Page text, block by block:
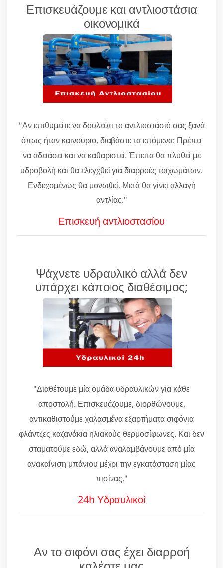
Επισκευάζουμε και αντλιοστάσια
οικονομικά
"Αν επιθυμείτε να δουλεύει το αντλιοστάσιό σας ξανά
όπως ήταν καινούριο, διαβάστε τα επόμενα: Πρέπει
να αδειάσει και να καθαριστεί. Έπειτα θα πλυθεί με
υδροβολή και θα ελεγχθεί για διαρροές τοιχωμάτων.
Ενδεχομένως θα μονωθεί. Μετά θα γίνει αλλαγή
αντλίας."
Επισκευή αντλιοστασίου
Ψάχνετε υδραυλικό αλλά δεν
υπάρχει κάποιος διαθέσιμος;
"Διαθέτουμε μία ομάδα υδραυλικών για κάθε
αποστολή. Επισκευάζουμε, διορθώνουμε,
αντικαθιστούμε χαλασμένα εξαρτήματα σιφόνια
φλάντζες καζανάκια ηλιακούς θερμοσίφωνες. Και δεν
σταματούμε εδώ, αλλά αναλαμβάνουμε από μία
ανακαίνιση μπάνιου μέχρι την εγκατάσταση μίας
πισίνας."
24h Υδραυλικοί
Αν το σιφόνι σας έχει διαρροή